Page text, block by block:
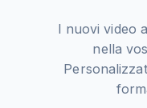
I nuovi video
nella